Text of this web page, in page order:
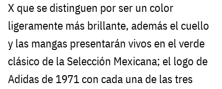
X que se distinguen por ser un color
ligeramente más brillante, además el cuello
y las mangas presentarán vivos en el verde
clásico de la Selección Mexicana; el logo de
Adidas de 1971 con cada una de las tres